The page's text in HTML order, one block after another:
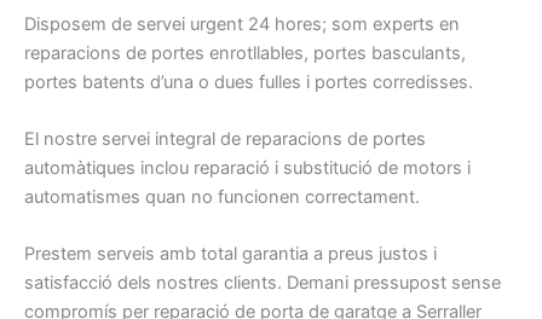
Disposem de servei urgent 24 hores; som experts en
reparacions de portes enrotllables, portes basculants,
portes batents d’una o dues fulles i portes corredisses.
El nostre servei integral de reparacions de portes
automàtiques inclou reparació i substitució de motors i
automatismes quan no funcionen correctament.
Prestem serveis amb total garantia a preus justos i
satisfacció dels nostres clients. Demani pressupost sense
compromís per reparació de porta de garatge a Serraller